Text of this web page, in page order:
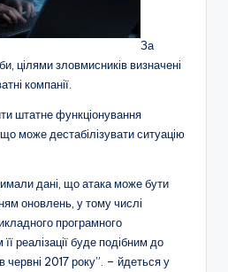
За
цілями зловмисників визначені
компанії.
штатне функціонування
може дестабілізувати ситуацію
дані, що атака може бути
оновлень, у тому числі
програмного
реалізації буде подібним до
червні 2017 року”. – йдеться у